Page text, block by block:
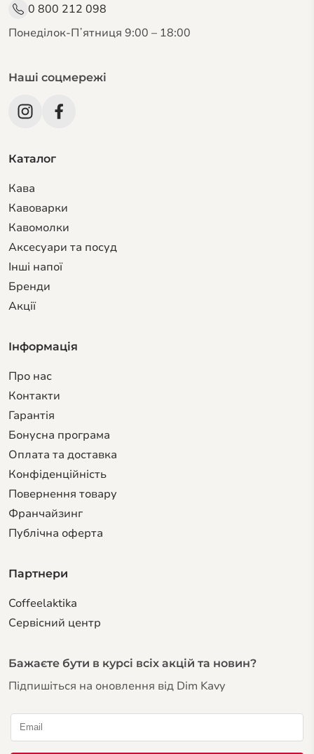
0 800 212 098
Понеділок-Пʼятниця 9:00 – 18:00
Наші соцмережі
Каталог
Кава
Кавоварки
Кавомолки
Аксесуари та посуд
Інші напої
Бренди
Акції
Інформація
Про нас
Контакти
Гарантiя
Бонусна програма
Оплата та доставка
Конфіденційність
Повернення товару
Франчайзинг
Публічна оферта
Партнери
Coffeelaktika
Сервiсний центр
Бажаєте бути в курсі всіх акцій та новин?
Підпишіться на оновлення від Dim Kavy